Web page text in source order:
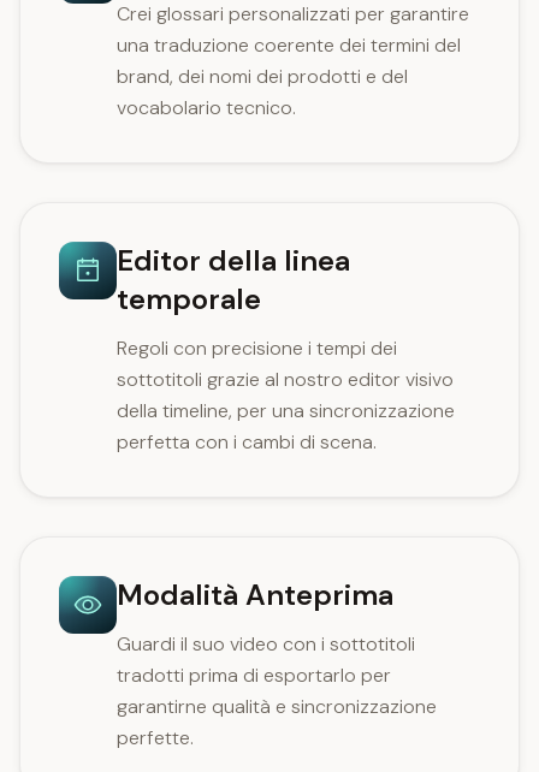
Crei glossari personalizzati per garantire
una traduzione coerente dei termini del
brand, dei nomi dei prodotti e del
vocabolario tecnico.
Editor della linea
temporale
Regoli con precisione i tempi dei
sottotitoli grazie al nostro editor visivo
della timeline, per una sincronizzazione
perfetta con i cambi di scena.
Modalità Anteprima
Guardi il suo video con i sottotitoli
tradotti prima di esportarlo per
garantirne qualità e sincronizzazione
perfette.